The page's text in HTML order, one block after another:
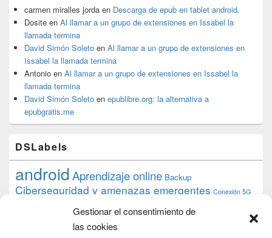
Gestionar el consentimiento de
las cookies
carmen miralles jorda en Descarga de epub en tablet android.
Dosite en Al llamar a un grupo de extensiones en Issabel la
llamada termina
David Simón Soleto en Al llamar a un grupo de extensiones en
Issabel la llamada termina
Antonio en Al llamar a un grupo de extensiones en Issabel la
llamada termina
David Simón Soleto en epublibre.org: la alternativa a
epubgratis.me
DSLabels
androidAprendizaje online Backup
Ciberseguridad y amenazas emergentes Conexión 5G
datos debian desarrollo web
Formación Google
iphone